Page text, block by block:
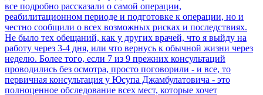
все подробно рассказали о самой операции,
реабилитационном периоде и подготовке к операции, но и
честно сообщили о всех возможных рисках и последствиях.
Не было тех обещаний, как у других врачей, что я выйду на
работу через 3-4 дня, или что вернусь к обычной жизни через
неделю. Более того, если 7 из 9 прежних консультаций
проводились без осмотра, просто поговорили - и все, то
первичная консультация у Юсупа Джамбулатовича - это
полноценное обследование всех мест, которые хочет